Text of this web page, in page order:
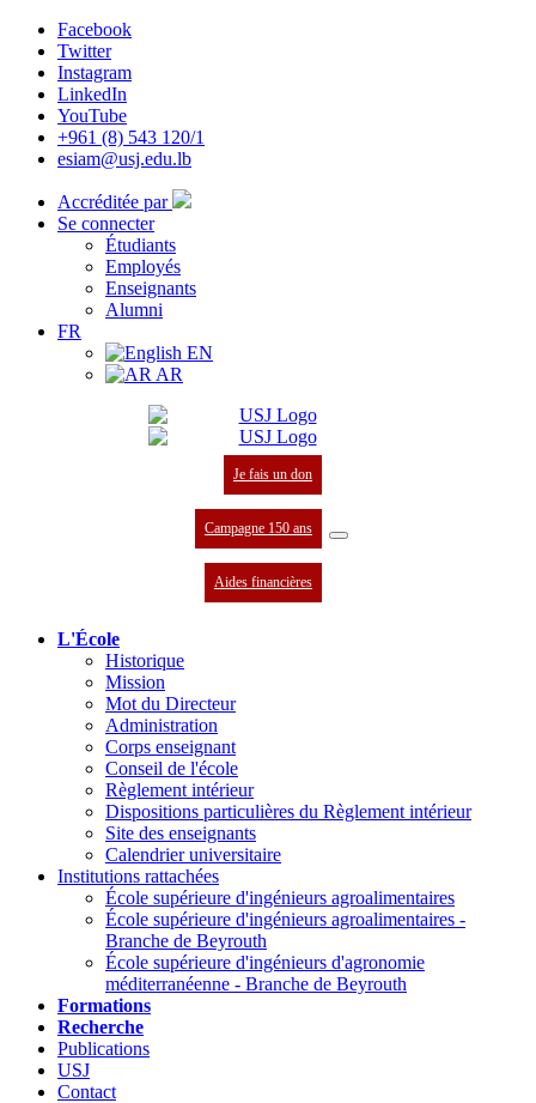
Facebook
Twitter
Instagram
LinkedIn
YouTube
+961 (8) 543 120/1
esiam@usj.edu.lb
Accréditée par
Se connecter
Étudiants
Employés
Enseignants
Alumni
FR
EN
AR
Je fais un don
Campagne 150 ans
Aides financières
L'École
Historique
Mission
Mot du Directeur
Administration
Corps enseignant
Conseil de l'école
Règlement intérieur
Dispositions particulières du Règlement intérieur
Site des enseignants
Calendrier universitaire
Institutions rattachées
École supérieure d'ingénieurs agroalimentaires
École supérieure d'ingénieurs agroalimentaires -
Branche de Beyrouth
École supérieure d'ingénieurs d'agronomie
méditerranéenne - Branche de Beyrouth
Formations
Recherche
Publications
USJ
Contact